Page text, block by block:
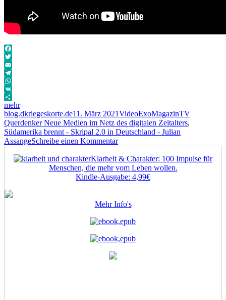
Facebook
Twitter
Email
Telegram
WhatsApp
VK
mehr
Autor
blog.dkriegeskorte.deVeröffentlicht
am
11. März 2021Format
VideoKategorien
ExoMagazinTV
Querdenker Neue Medien im Netz des digitalen Zeitalters,
Südamerika brennt - Skripal 2.0 in Deutschland - Julian
AssangeSchreibe einen Kommentarzu
brennt
–
Skripal
Deutschland
Julian
Klarheit & Charakter: 100 Impulse für
Menschen, die mehr vom Leben wollen.
Kindle-Ausgabe: 4,99€
Mehr Info's